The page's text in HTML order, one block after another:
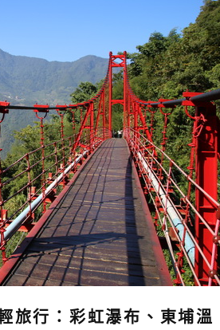
旅行：彩虹瀑布、東埔溫